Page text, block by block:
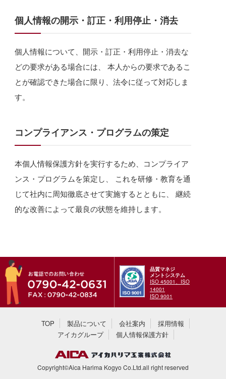
個人情報の開示・訂正・利用停止・消去
個人情報について、開示・訂正・利用停止・消去な
どの要求がある場合には、 本人からの要求であるこ
とが確認できた場合に限り、法令に従って対応しま
す。
コンプライアンス・プログラムの策定
本個人情報保護方針を実行するため、コンプライア
ンス・プログラムを策定し、 これを研修・教育を通
じて社内に周知徹底させて実施するとともに、 継続
的な改善によって最良の状態を維持します。
品質マネジ
メントシステム
ISO 45001、ISO
14001
ISO 9001
TOP 製品について 会社案内
採用情報
アイカグループ
個人情報保護方針
Copyright©Aica Harima Kogyo Co.Ltd.all right reserved